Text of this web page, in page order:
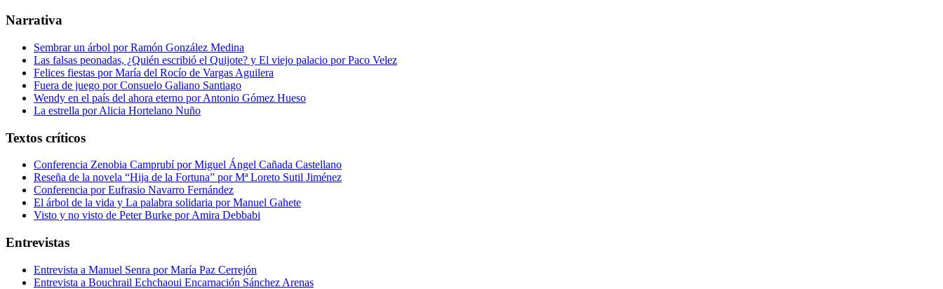
Narrativa
Sembrar un árbol por Ramón González Medina
Las falsas peonadas, ¿Quién escribió el Quijote? y El viejo palacio por Paco Velez
Felices fiestas por María del Rocío de Vargas Aguilera
Fuera de juego por Consuelo Galiano Santiago
Wendy en el país del ahora eterno por Antonio Gómez Hueso
La estrella por Alicia Hortelano Nuño
Textos críticos
Conferencia Zenobia Camprubí por Miguel Ángel Cañada Castellano
Reseña de la novela “Hija de la Fortuna” por Mª Loreto Sutil Jiménez
Conferencia por Eufrasio Navarro Fernández
El árbol de la vida y La palabra solidaria por Manuel Gahete
Visto y no visto de Peter Burke por Amira Debbabi
Entrevistas
Entrevista a Manuel Senra por María Paz Cerrejón
Entrevista a Bouchrail Echchaoui Encarnación Sánchez Arenas